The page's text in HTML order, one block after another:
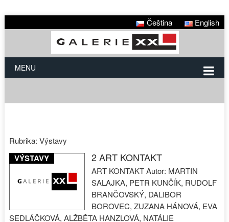
Čeština English
MENU
Rubrika: Výstavy
VÝSTAVY 2 ART KONTAKT
ART KONTAKT Autor: MARTIN
SALAJKA, PETR KUNČÍK, RUDOLF
BRANČOVSKÝ, DALIBOR
BOROVEC, ZUZANA HÁNOVÁ, EVA
SEDLÁČKOVÁ, ALŽBĚTA HANZLOVÁ, NATÁLIE